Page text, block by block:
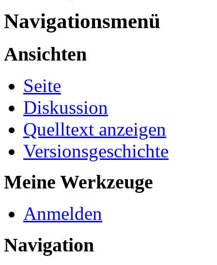
Navigationsmenü
Ansichten
Seite
Diskussion
Quelltext anzeigen
Versionsgeschichte
Meine Werkzeuge
Anmelden
Navigation